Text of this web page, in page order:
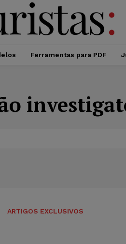
Ferramentas para PDF
ARTIGOS EXCLUSIVOS